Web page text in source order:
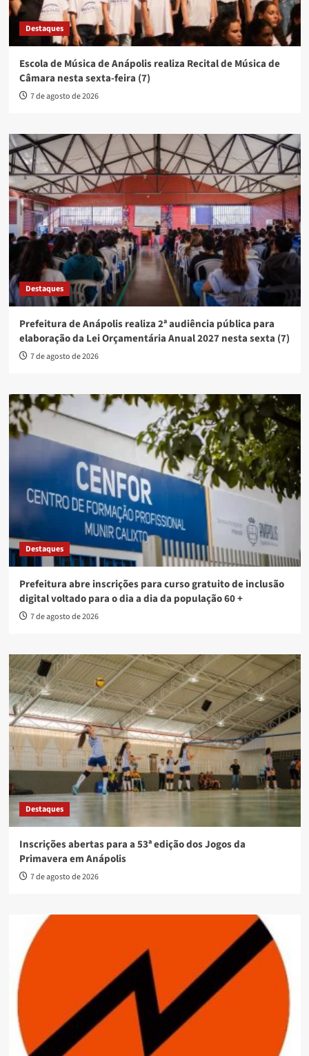
Destaques
Escola de Música de Anápolis realiza Recital de Música de
Câmara nesta sexta-feira (7)
7 de agosto de 2026
Destaques
Prefeitura de Anápolis realiza 2ª audiência pública para
elaboração da Lei Orçamentária Anual 2027 nesta sexta (7)
7 de agosto de 2026
Destaques
Prefeitura abre inscrições para curso gratuito de inclusão
digital voltado para o dia a dia da população 60 +
7 de agosto de 2026
Destaques
Inscrições abertas para a 53ª edição dos Jogos da
Primavera em Anápolis
7 de agosto de 2026